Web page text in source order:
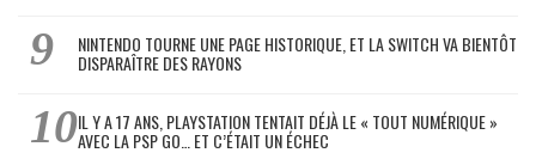
NINTENDO TOURNE UNE PAGE HISTORIQUE, ET LA SWITCH VA BIENTÔT
DISPARAÎTRE DES RAYONS
IL Y A 17 ANS, PLAYSTATION TENTAIT DÉJÀ LE « TOUT NUMÉRIQUE »
AVEC LA PSP GO… ET C’ÉTAIT UN ÉCHEC